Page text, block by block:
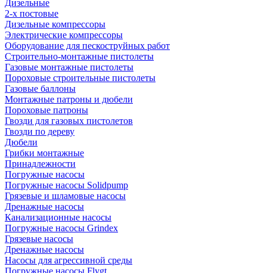
Дизельные
2-х постовые
Дизельные компрессоры
Электрические компрессоры
Оборудование для пескоструйных работ
Строительно-монтажные пистолеты
Газовые монтажные пистолеты
Пороховые строительные пистолеты
Газовые баллоны
Монтажные патроны и дюбели
Пороховые патроны
Гвозди для газовых пистолетов
Гвозди по дереву
Дюбели
Грибки монтажные
Принадлежности
Погружные насосы
Погружные насосы Solidpump
Грязевые и шламовые насосы
Дренажные насосы
Канализационные насосы
Погружные насосы Grindex
Грязевые насосы
Дренажные насосы
Насосы для агрессивной среды
Погружные насосы Flygt